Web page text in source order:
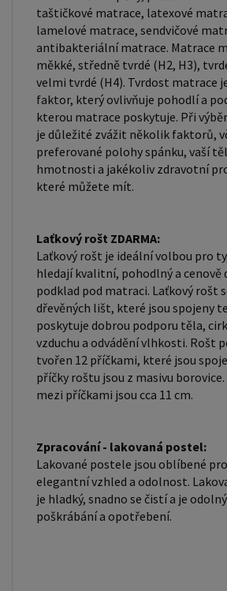
taštičkové matrace, latexové
lamelové matrace, sendvičové
antibakteriální matrace. Matrace
měkké, středně tvrdé (H2, H3),
velmi tvrdé (H4). Tvrdost matrace
faktor, který ovlivňuje pohodlí a
kterou matrace poskytuje. Při
je důležité zvážit několik faktorů,
preferované polohy spánku, vaší
hmotnosti a jakékoliv zdravotní
které můžete mít.
Laťkový rošt ZDARMA:
Laťkový rošt je ideální volbou pro
hledají kvalitní, pohodlný a cenově
podklad pod matraci. Laťkový rošt
dřevěných lišt, které jsou spojeny
poskytuje dobrou podporu těla,
vzduchu a odvádění vlhkosti. Rošt
tvořen 12 příčkami, které jsou
příčky roštu jsou z masivu
mezi příčkami jsou cca 11 cm.
Zpracování - lakovaná postel:
Lakované postele jsou oblíbené
elegantní vzhled a odolnost.
je hladký, snadno se čistí a je
poškrábání a opotřebení.